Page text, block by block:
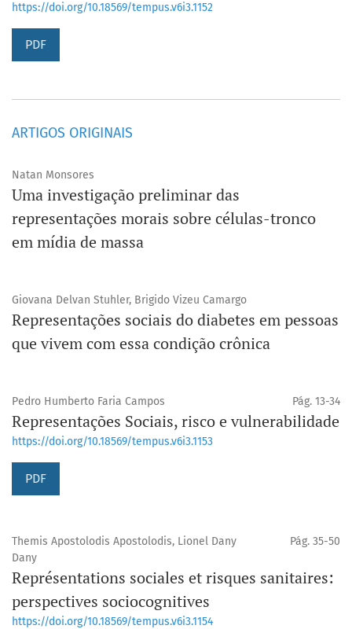
https://doi.org/10.18569/tempus.v6i3.1152
PDF
ARTIGOS ORIGINAIS
Natan Monsores
Uma investigação preliminar das
representações morais sobre células-tronco
em mídia de massa
Giovana Delvan Stuhler, Brigido Vizeu Camargo
Representações sociais do diabetes em pessoas
que vivem com essa condição crônica
Pedro Humberto Faria Campos Pág. 13-34
Representações Sociais, risco e vulnerabilidade
https://doi.org/10.18569/tempus.v6i3.1153
PDF
Themis Apostolodis Apostolodis, Lionel Dany
Dany
Pág. 35-50
Représentations sociales et risques sanitaires:
perspectives sociocognitives
https://doi.org/10.18569/tempus.v6i3.1154